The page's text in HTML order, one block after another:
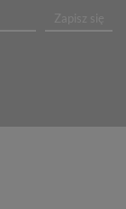
Zapisz się